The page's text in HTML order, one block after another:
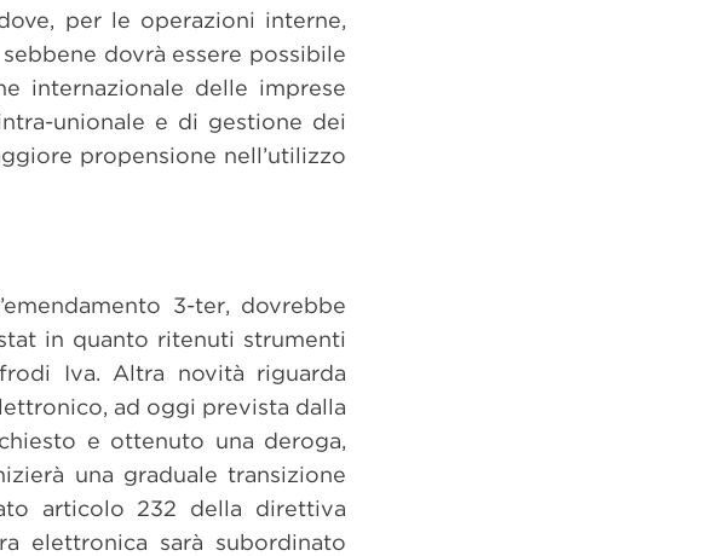
per le operazioni interne,
dovrà essere possibile
internazionale delle imprese
unionale e di gestione dei
propensione nell’utilizzo
3-ter, dovrebbe
in quanto ritenuti strumenti
Iva. Altra novità riguarda
ad oggi prevista dalla
e ottenuto una deroga,
una graduale transizione
articolo 232 della direttiva
elettronica sarà subordinato